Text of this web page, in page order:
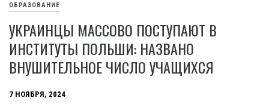
ОБРАЗОВАНИЕ
УКРАИНЦЫ МАССОВО ПОСТУПАЮТ В
ИНСТИТУТЫ ПОЛЬШИ: НАЗВАНО
ВНУШИТЕЛЬНОЕ ЧИСЛО УЧАЩИХСЯ
7 НОЯБРЯ, 2024